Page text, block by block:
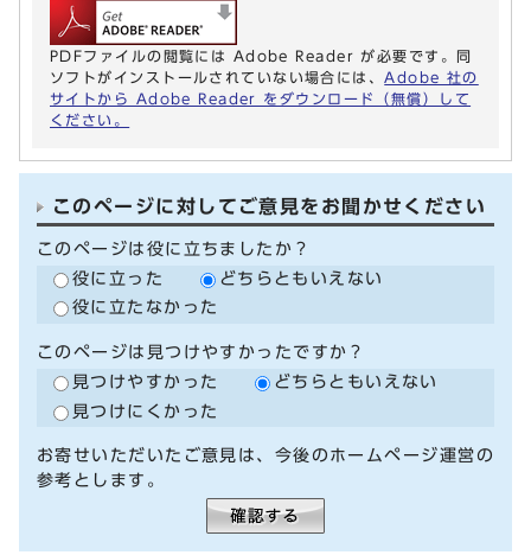
PDFファイルの閲覧には Adobe Reader が必要です。同
ソフトがインストールされていない場合には、 Adobe 社の
サイトから Adobe Reader をダウンロード（無償）して
ください。
このページに対してご意見をお聞かせください
このページは役に立ちましたか？
役に立った
どちらともいえない
役に立たなかった
このページは見つけやすかったですか？
見つけやすかった
どちらともいえない
見つけにくかった
お寄せいただいたご意見は、今後のホームページ運営の
参考とします。